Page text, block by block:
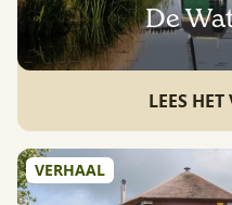
De
LEES
VERHAAL